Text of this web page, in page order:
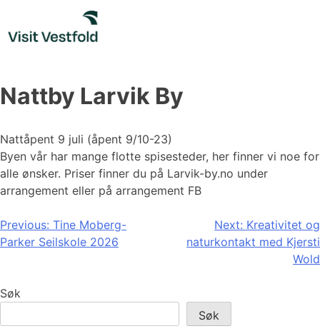
content
Nattby Larvik By
Nattåpent 9 juli (åpent 9/10-23)
Byen vår har mange flotte spisesteder, her finner vi noe for
alle ønsker. Priser finner du på Larvik-by.no under
arrangement eller på arrangement FB
Innleggsnavigasjon
Previous: Tine Moberg-
Parker Seilskole 2026
Next: Kreativitet og
naturkontakt med Kjersti
Wold
Søk
Søk